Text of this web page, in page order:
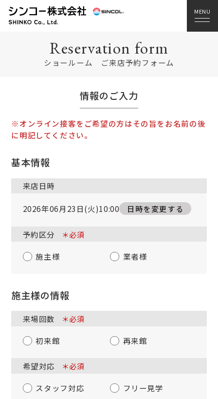
Reservation form
ショールーム ご来店予約フォーム
情報のご入力
※オンライン接客をご希望の方はその旨をお名前の後
に明記してください。
基本情報
来店日時
2026年06月23日(火)10:00 日時を変更する
予約区分 ＊必須
施主様 業者様
施主様の情報
来場回数 ＊必須
初来館 再来館
希望対応 ＊必須
スタッフ対応 フリー見学